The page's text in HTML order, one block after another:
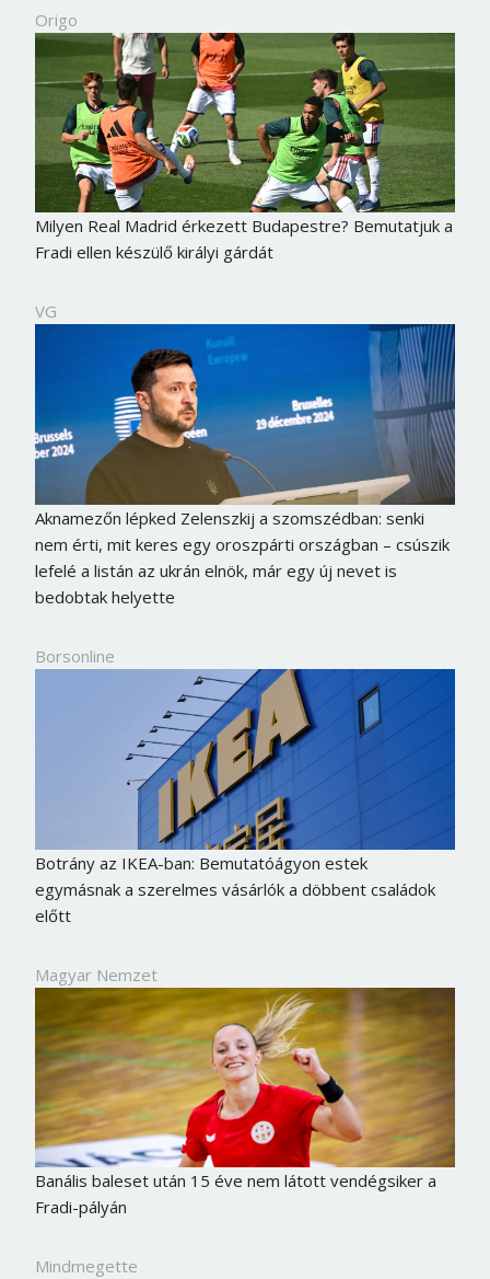
Origo
Milyen Real Madrid érkezett Budapestre? Bemutatjuk a
Fradi ellen készülő királyi gárdát
VG
Aknamezőn lépked Zelenszkij a szomszédban: senki
nem érti, mit keres egy oroszpárti országban – csúszik
lefelé a listán az ukrán elnök, már egy új nevet is
bedobtak helyette
Borsonline
Botrány az IKEA-ban: Bemutatóágyon estek
egymásnak a szerelmes vásárlók a döbbent családok
előtt
Magyar Nemzet
Banális baleset után 15 éve nem látott vendégsiker a
Fradi-pályán
Mindmegette